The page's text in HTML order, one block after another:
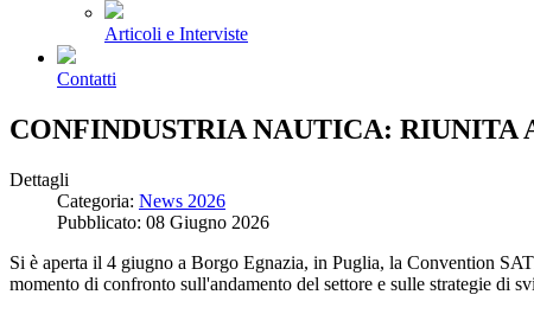
Articoli e Interviste
Contatti
CONFINDUSTRIA NAUTICA: RIUNITA
Dettagli
Categoria: News 2026
Pubblicato: 08 Giugno 2026
Si è aperta il 4 giugno a Borgo Egnazia, in Puglia, la Convention
momento di confronto sull'andamento del settore e sulle strategie di